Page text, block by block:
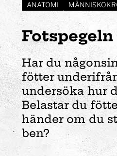
ANATOMI
Fotspegeln
Har du
fötter
undersöka hur
Belastar du
händer om du
ben?